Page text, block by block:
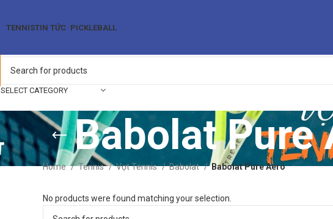
TENNISTIN TỨC PICKLEBALL
SELECT CATEGORY
Babolat Pure
Home Tennis Vợt Tennis Babolat Babolat Pure Aero
No products were found matching your selection.